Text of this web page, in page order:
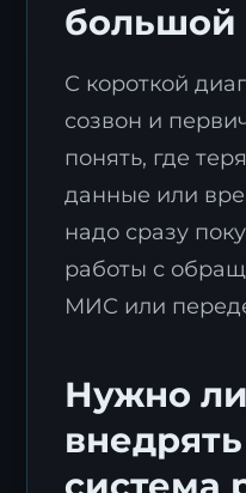
большой
С короткой
созвон и
понять, где
данные или
надо сразу
работы с
МИС или
Нужно